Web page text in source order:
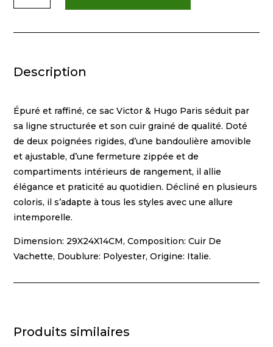
Opale
Description
Épuré et raffiné, ce sac Victor & Hugo Paris séduit par
sa ligne structurée et son cuir grainé de qualité. Doté
de deux poignées rigides, d’une bandoulière amovible
et ajustable, d’une fermeture zippée et de
compartiments intérieurs de rangement, il allie
élégance et praticité au quotidien. Décliné en plusieurs
coloris, il s’adapte à tous les styles avec une allure
intemporelle.
Dimension: 29X24X14CM, Composition: Cuir De
Vachette, Doublure: Polyester, Origine: Italie.
Produits similaires